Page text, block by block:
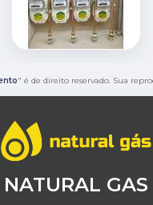
" é de direito reservado. Sua
NATURAL GAS